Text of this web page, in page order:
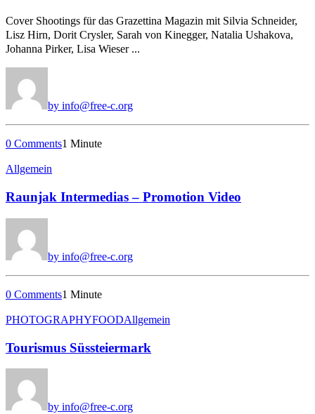
Cover Shootings für das Grazettina Magazin mit Silvia Schneider,
Lisz Hirn, Dorit Crysler, Sarah von Kinegger, Natalia Ushakova,
Johanna Pirker, Lisa Wieser ...
by info@free-c.org
0 Comments1 Minute
Allgemein
Raunjak Intermedias – Promotion Video
by info@free-c.org
0 Comments1 Minute
PHOTOGRAPHYFOODAllgemein
Tourismus Süssteiermark
by info@free-c.org